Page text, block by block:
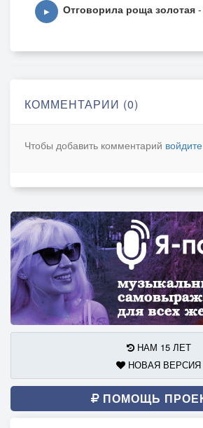
Но!.. Ни разу улыбнуться не
Капитан! Капитан, улыбнитесь!
Капитан! Капитан, подтянитесь!
▶ Отговорила роща золотая -
КОММЕНТАРИИ (0)
Чтобы добавить комментарий
НАМ 15 ЛЕТ
НОВАЯ ВЕРСИЯ
ПОМОЩЬ